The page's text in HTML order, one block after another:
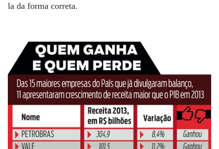
la da forma correta.